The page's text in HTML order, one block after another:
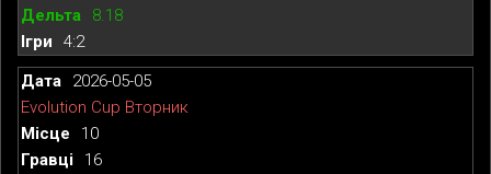
8.18
4:2
2026-05-05
Evolution Cup Вторник
10
16